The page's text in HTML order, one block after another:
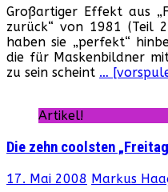
der
13.
Teil
2“:
Einer
besten
Effekten
Horrorfilms…
Großartiger Effekt aus
zurück“ von 1981 (Teil
haben sie „perfekt“
die für Maskenbildner
zu sein scheint …
Artikel!
Die zehn coolsten
17. Mai 2008 Markus